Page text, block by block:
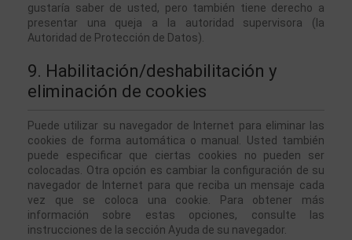
gustaría saber de usted, pero también tiene derecho a
presentar una queja a la autoridad supervisora (la
Autoridad de Protección de Datos).
9. Habilitación/deshabilitación y
eliminación de cookies
Puede utilizar su navegador de Internet para eliminar las
cookies de forma automática o manual. Usted también
puede especificar que ciertas cookies no pueden ser
colocadas. Otra opción es cambiar la configuración de su
navegador de Internet para que reciba un mensaje cada
vez que se coloca una cookie. Para obtener más
información sobre estas opciones, consulte las
instrucciones de la sección Ayuda de su navegador.